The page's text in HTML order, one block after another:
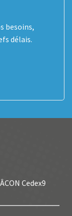
besoins,
délais.
Cedex9